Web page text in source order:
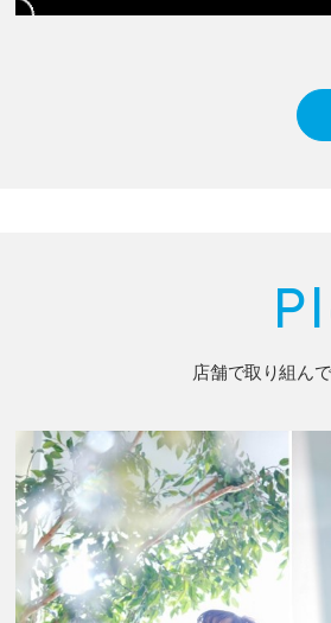
店舗で取り組ん